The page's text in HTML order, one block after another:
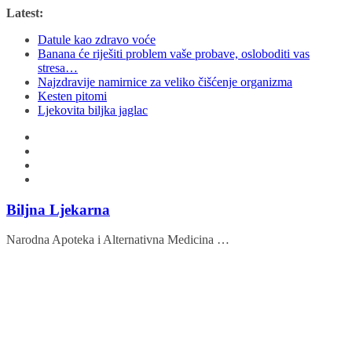
Skip
content
Latest:
Datule kao zdravo voće
Banana će riješiti problem vaše probave, osloboditi vas
stresa…
Najzdravije namirnice za veliko čišćenje organizma
Kesten pitomi
Ljekovita biljka jaglac
Biljna Ljekarna
Narodna Apoteka i Alternativna Medicina …